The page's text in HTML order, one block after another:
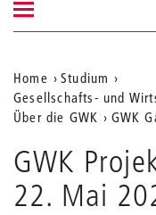
Navigation
Suche
Navigation
ein-/ausblenden
Aktuelle
Position
der
Webseite
Home
Studium
Gesellschafts- und
Über die GWK
GWK
GWK
22. Mai